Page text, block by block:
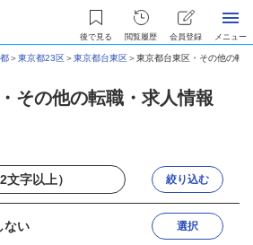
後で見る 閲覧履歴 会員登録 メニュー
＞東京都23区＞東京都台東区＞東京都台東区・その他の転
その他の転職・求人情報
絞り込む
ない 選択